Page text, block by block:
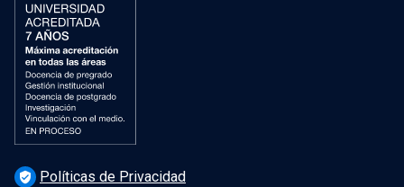
verified_user Políticas de Privacidad